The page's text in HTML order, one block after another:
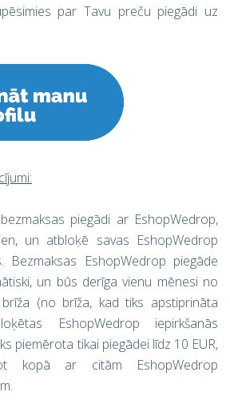
par Tavu preču piegādi uz
piegādi ar EshopWedrop,
un atbloķē savas EshopWedrop
Bezmaksas EshopWedrop piegāde
un būs derīga vienu mēnesi no
(no brīža, kad tiks apstiprināta
EshopWedrop iepirkšanās
piemērota tikai piegādei līdz 10 EUR,
kopā ar citām EshopWedrop